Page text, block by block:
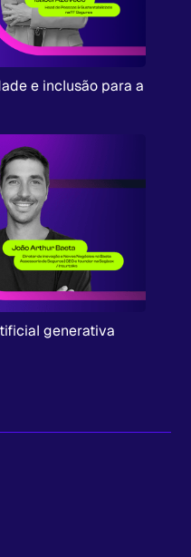
e inclusão para a
generativa